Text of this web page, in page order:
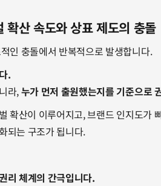
산 속도와 상표 제도의 충돌
인 충돌에서 반복적으로 발생합니다.
.
라, 누가 먼저 출원했는지를 기준으로
확산이 이루어지고, 브랜드 인지도가
되는 구조가 됩니다.
리 체계의 간극입니다.